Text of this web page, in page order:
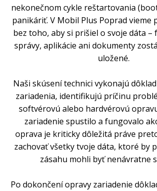
nekonečnom cykle reštartovania
panikáriť. V Mobil Plus Poprad vieme
bez toho, aby si prišiel o svoje dáta
správy, aplikácie ani dokumenty
uložené.
Naši skúsení technici vykonajú
zariadenia, identifikujú príčinu
softvérovú alebo hardvérovú
zariadenie spustilo a fungovalo
oprava je kriticky dôležitá práve
zachovať všetky tvoje dáta, ktoré by
zásahu mohli byť nenávratne
Po dokončení opravy zariadenie